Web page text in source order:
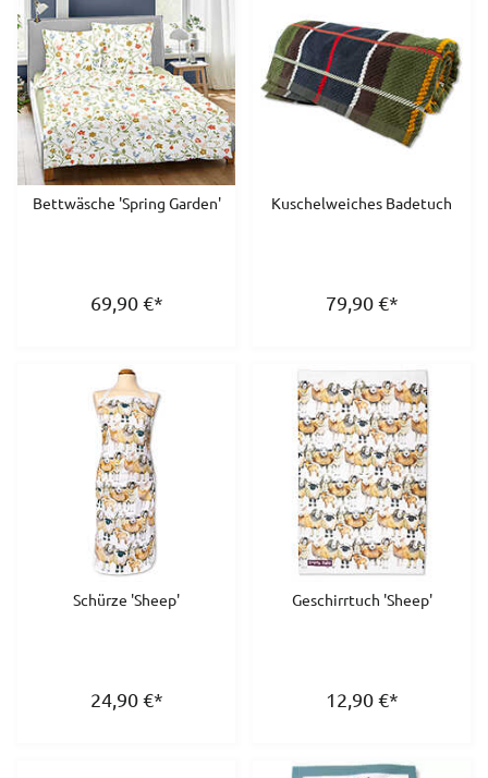
Bettwäsche 'Spring Garden'
69,90€*
Kuschelweiches Badetuch
79,90€*
Schürze 'Sheep'
24,90€*
Geschirrtuch 'Sheep'
12,90€*